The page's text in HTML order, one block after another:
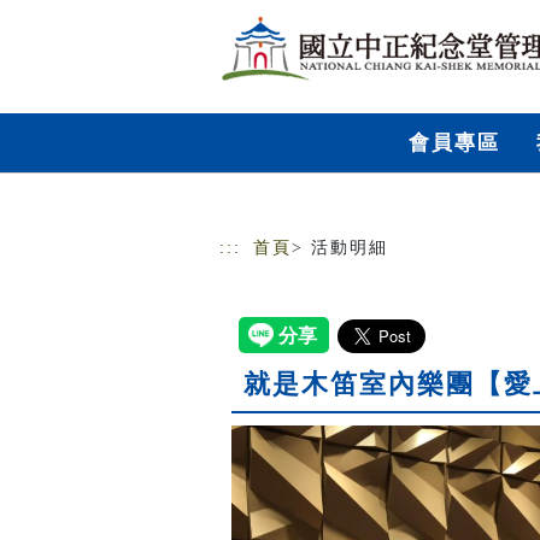
會員專區
::: 首頁 > 活動明細
就是木笛室內樂團【